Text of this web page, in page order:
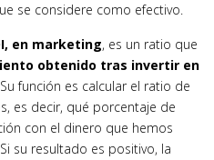
se considere como efectivo.
en marketing, es un ratio que
obtenido tras invertir en
función es calcular el ratio de
es decir, qué porcentaje de
con el dinero que hemos
su resultado es positivo, la